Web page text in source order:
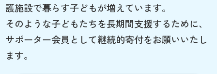
護施設で暮らす子どもが増えています。
そのような子どもたちを長期間支援するために、
サポーター会員として継続的寄付をお願いいたし
ます。